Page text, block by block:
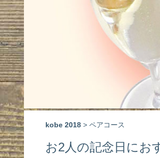
kobe 2018> ペアコース
お2人の記念日にお